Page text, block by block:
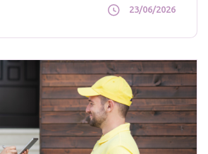
23/06/2026